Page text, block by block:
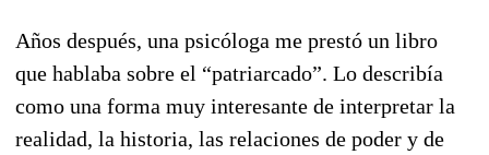
Años después, una psicóloga me prestó un libro
que hablaba sobre el “patriarcado”. Lo describía
como una forma muy interesante de interpretar la
realidad, la historia, las relaciones de poder y de